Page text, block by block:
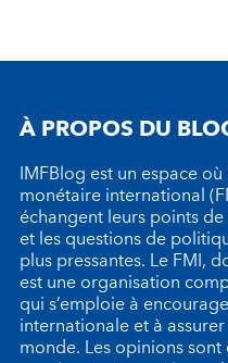
À PROPOS DU
IMFBlog est un espace
monétaire international
échangent leurs points
et les questions de
plus pressantes. Le FMI,
est une organisation
qui s’emploie à
internationale et à
monde. Les opinions